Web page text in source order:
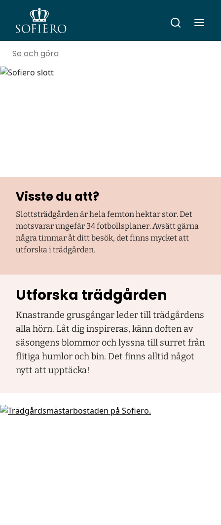
Se och göra
Visste du att?
Slottsträdgården är hela femton hektar stor. Det
motsvarar ungefär 34 fotbollsplaner. Avsätt gärna
några timmar åt ditt besök, det finns mycket att
utforska i trädgården.
Utforska trädgården
Knastrande grusgångar leder till trädgårdens
alla hörn. Låt dig inspireras, känn doften av
säsongens blommor och lyssna till surret från
flitiga humlor och bin. Det finns alltid något
nytt att upptäcka!